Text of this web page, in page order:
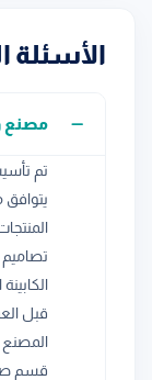
الأسئلة
مصنع
تصاميم
قبل
المصنع
قسم